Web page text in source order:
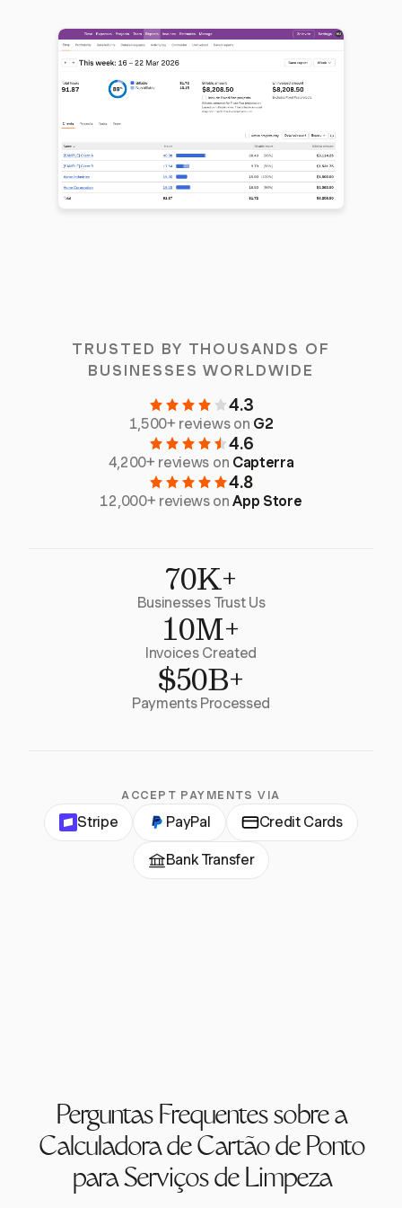
TRUSTED BY THOUSANDS OF
BUSINESSES WORLDWIDE
4.3
1,500+ reviews on G2
4.6
4,200+ reviews on Capterra
4.8
12,000+ reviews onApp Store
70K+
Businesses Trust Us
10M+
Invoices Created
$50B+
Payments Processed
ACCEPT PAYMENTS VIA
Stripe PayPal Credit Cards
Bank Transfer
Perguntas Frequentes sobre a
Calculadora de Cartão de Ponto
para Serviços de Limpeza